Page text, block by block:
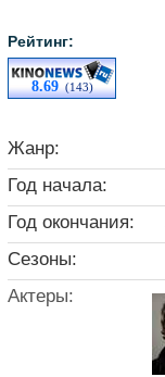
Рейтинг:
8.69(143)
Жанр:
Год начала:
Год окончания:
Сезоны:
Актеры: